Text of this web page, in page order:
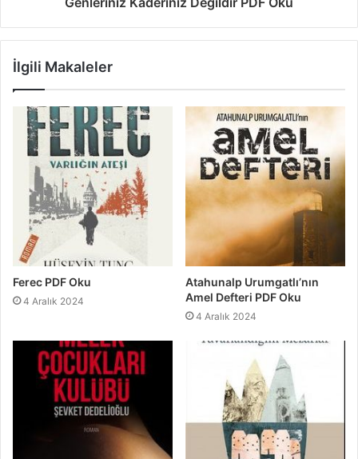
İlgili Makaleler
Ferec PDF Oku
4 Aralık 2024
Atahunalp Urumgatlı’nın
Amel Defteri PDF Oku
4 Aralık 2024